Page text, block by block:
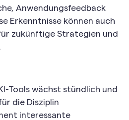
Anwendungsfeedback
Erkenntnisse können auch
zukünftige Strategien und
Tools wächst stündlich und
die Disziplin
interessante